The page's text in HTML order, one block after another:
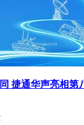
捷通华声亮相第